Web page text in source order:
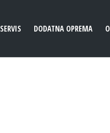
SERVIS DODATNA OPREMA